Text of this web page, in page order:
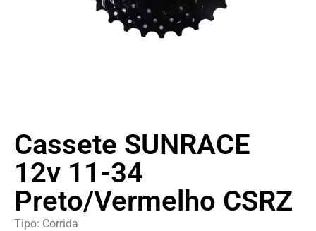
Cassete SUNRACE
12v 11-34
Preto/Vermelho CSRZ
Tipo: Corrida